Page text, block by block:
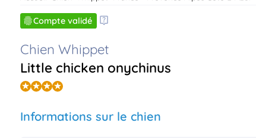
Compte validé
Chien Whippet
Little chicken onychinus
Informations sur le chien